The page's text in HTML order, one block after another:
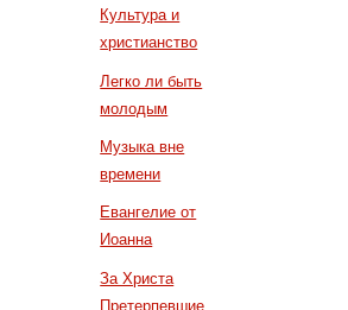
Культура и
христианство
Легко ли быть
молодым
Музыка вне
времени
Евангелие от
Иоанна
За Христа
Претерпевшие